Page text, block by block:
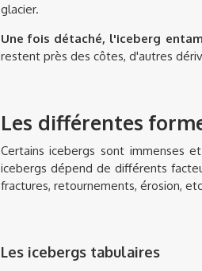
glacier.
Une fois détaché, l'iceberg
restent près des côtes, d'autres
Les différentes
Certains icebergs sont immenses
icebergs dépend de différents
fractures, retournements, érosion,
Les icebergs tabulaires